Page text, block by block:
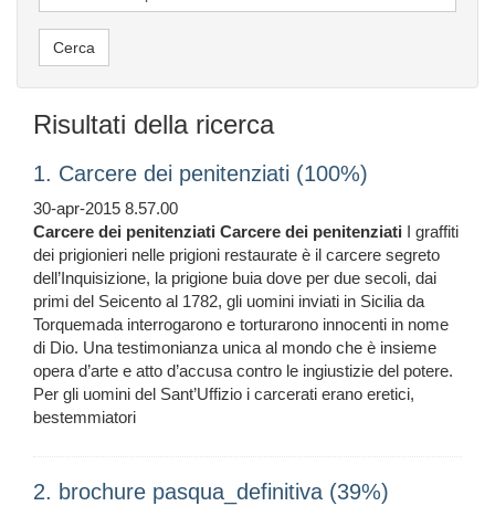
Risultati della ricerca
1. Carcere dei penitenziati (100%)
30-apr-2015 8.57.00
Carcere dei penitenziati Carcere dei penitenziati I graffiti
dei prigionieri nelle prigioni restaurate è il carcere segreto
dell’Inquisizione, la prigione buia dove per due secoli, dai
primi del Seicento al 1782, gli uomini inviati in Sicilia da
Torquemada interrogarono e torturarono innocenti in nome
di Dio. Una testimonianza unica al mondo che è insieme
opera d’arte e atto d’accusa contro le ingiustizie del potere.
Per gli uomini del Sant’Uffizio i carcerati erano eretici,
bestemmiatori
2. brochure pasqua_definitiva (39%)